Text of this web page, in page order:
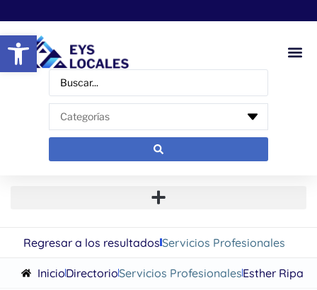
Abrir barra de herramientas
Regresar a los resultadosServicios Profesionales
InicioDirectorioServicios ProfesionalesEsther Ripa